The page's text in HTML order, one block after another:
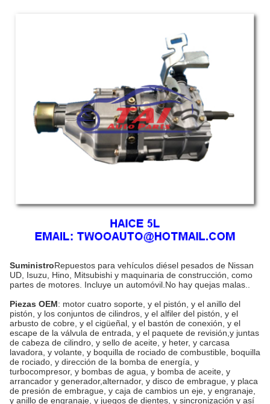
SuministroRepuestos para vehículos diésel pesados de Nissan
UD, Isuzu, Hino, Mitsubishi y maquinaria de construcción, como
partes de motores. Incluye un automóvil.No hay quejas malas..
Piezas OEM: motor cuatro soporte, y el pistón, y el anillo del
pistón, y los conjuntos de cilindros, y el alfiler del pistón, y el
arbusto de cobre, y el cigüeñal, y el bastón de conexión, y el
escape de la válvula de entrada, y el paquete de revisión,y juntas
de cabeza de cilindro, y sello de aceite, y heter, y carcasa
lavadora, y volante, y boquilla de rociado de combustible, boquilla
de rociado, y dirección de la bomba de energía, y
turbocompresor, y bombas de agua, y bomba de aceite, y
arrancador y generador,alternador, y disco de embrague, y placa
de presión de embrague, y caja de cambios un eje, y engranaje,
y anillo de engranaje, y juegos de dientes, y sincronización y así